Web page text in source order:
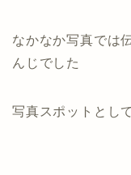
なかなか写真では
んじでした
写真スポットとし